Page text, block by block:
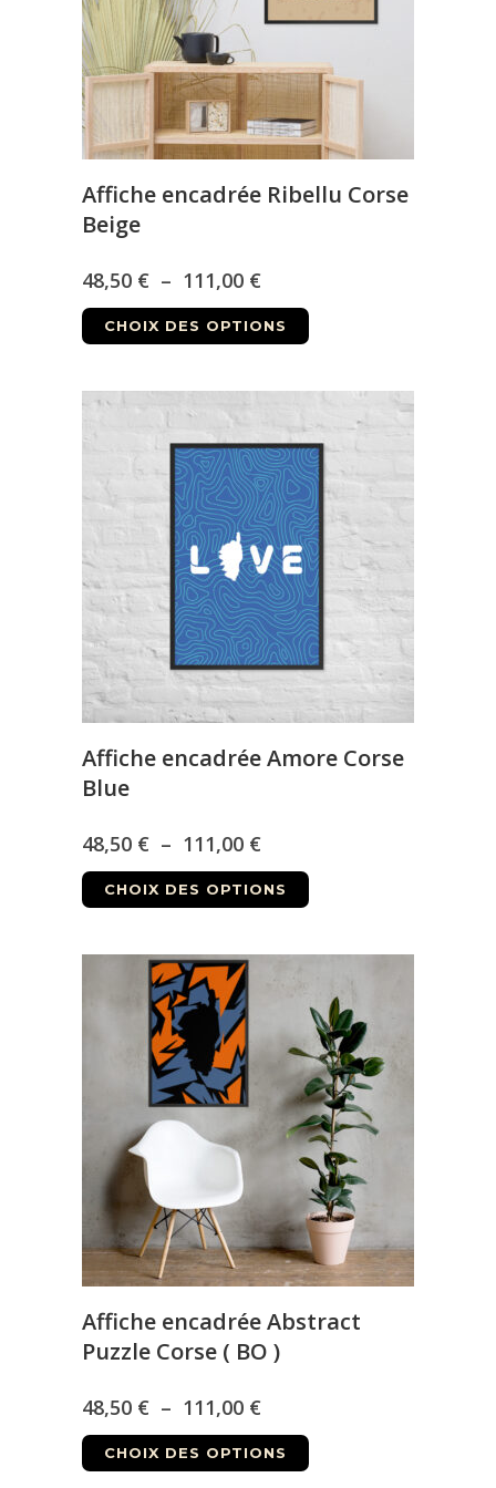
choisies
la
page
du
produit
Affiche encadrée Ribellu Corse
Beige
48,50 € – 111,00 €Plage
de
48,50 €
111,00 €
CHOIX DES OPTIONS
Ce
produit
plusieurs
variations.
Les
options
peuvent
être
choisies
sur
la
page
du
produit
Affiche encadrée Amore Corse
Blue
48,50 € – 111,00 €Plage
de
48,50 €
111,00 €
CHOIX DES OPTIONS
Ce
produit
plusieurs
variations.
Les
options
peuvent
être
choisies
sur
la
page
du
produit
Affiche encadrée Abstract
Puzzle Corse ( BO )
48,50 € – 111,00 €Plage
de
CHOIX DES OPTIONS
Ce
produit